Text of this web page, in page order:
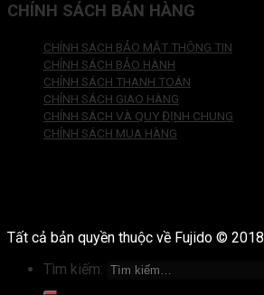
CHÍNH SÁCH BÁN HÀNG
CHÍNH SÁCH BẢO MẬT THÔNG TIN
CHÍNH SÁCH BẢO HÀNH
CHÍNH SÁCH THANH TOÁN
CHÍNH SÁCH GIAO HÀNG
CHÍNH SÁCH VÀ QUY ĐỊNH CHUNG
CHÍNH SÁCH MUA HÀNG
Tất cả bản quyền thuộc về Fujido © 2018
Tìm kiếm: